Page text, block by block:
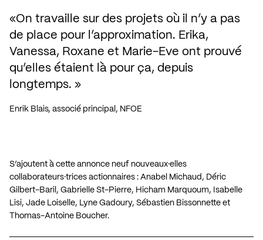
On travaille sur des projets où il n’y a pas
de place pour l’approximation. Erika,
Vanessa, Roxane et Marie-Eve ont prouvé
qu’elles étaient là pour ça, depuis
longtemps.
Enrik Blais, associé principal, NFOE
S’ajoutent à cette annonce neuf nouveaux·elles
collaborateurs·trices actionnaires : Anabel Michaud, Déric
Gilbert-Baril, Gabrielle St-Pierre, Hicham Marquoum, Isabelle
Lisi, Jade Loiselle, Lyne Gadoury, Sébastien Bissonnette et
Thomas-Antoine Boucher.